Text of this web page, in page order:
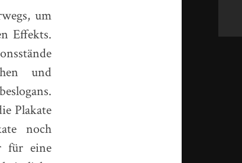
um
Effekts.
und
Plakate
noch
für eine